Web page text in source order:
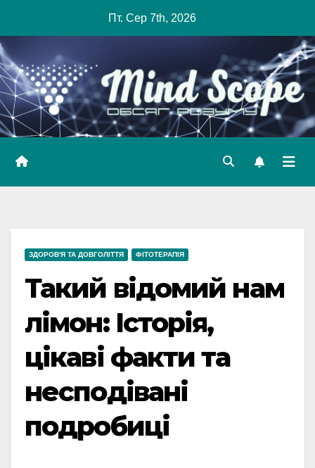
content
Пт. Сер 7th, 2026
ЗДОРОВ'Я ТА ДОВГОЛІТТЯ ФІТОТЕРАПІЯ
Такий відомий нам
лімон: Історія,
цікаві факти та
несподівані
подробиці